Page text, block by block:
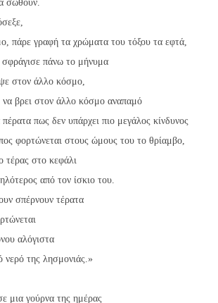
σωθούν.
πάρε γραφή τα χρώματα του τόξου τα εφτά,
πάνω το μήνυμα
στον άλλο κόσμο,
να βρει στον άλλο κόσμο αναπαμό
πως δεν υπάρχει πιο μεγάλος κίνδυνος
φορτώνεται στους ώμους του το θρίαμβο,
τέρας στο κεφάλι
από τον ίσκιο του.
σπέρνουν τέρατα
αλόγιστα
νερό της λησμονιάς.»
μια γούρνα της ημέρας